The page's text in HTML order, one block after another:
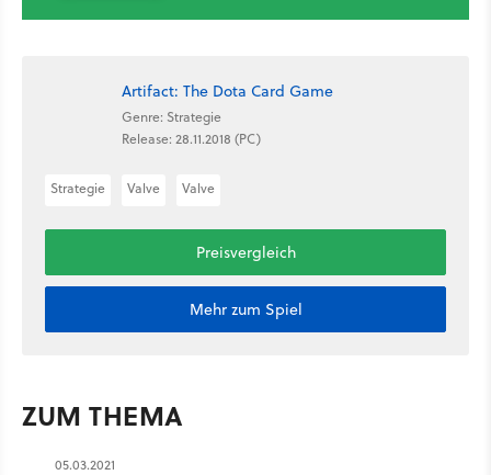
Artifact: The Dota Card Game
Genre: Strategie
Release: 28.11.2018 (PC)
Strategie Valve Valve
Preisvergleich
Mehr zum Spiel
ZUM THEMA
05.03.2021